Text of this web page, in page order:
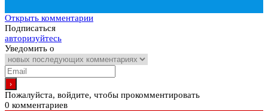
Открыть комментарии
Подписаться
авторизуйтесь
Уведомить о
Пожалуйста, войдите, чтобы прокомментировать
0 комментариев